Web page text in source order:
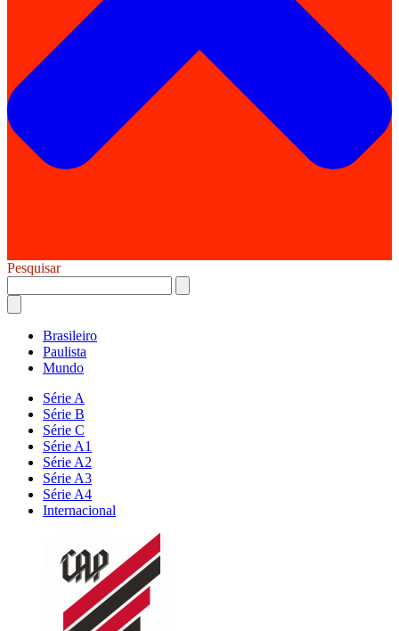
Pesquisar
Brasileiro
Paulista
Mundo
Série A
Série B
Série C
Série A1
Série A2
Série A3
Série A4
Internacional